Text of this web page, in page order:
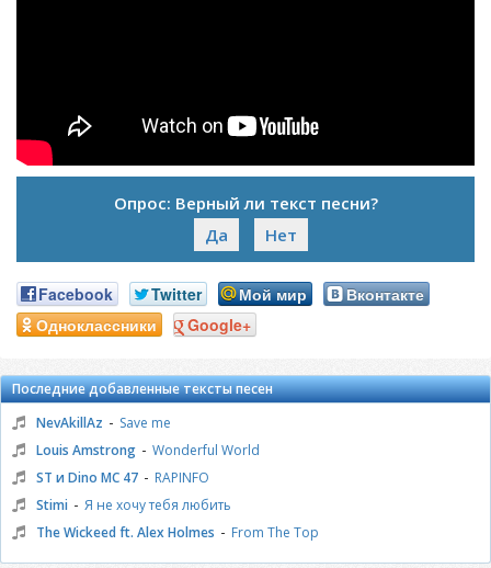
Опрос: Верный ли текст песни?
Да
Нет
Facebook Twitter Мой мир
Вконтакте
Одноклассники
Google+
Последние добавленные тексты песен
NevAkillAz - Save me
Louis Amstrong - Wonderful World
ST и Dino MC 47 - RAPINFO
Stimi - Я не хочу тебя любить
The Wickeed ft. Alex Holmes - From The Top